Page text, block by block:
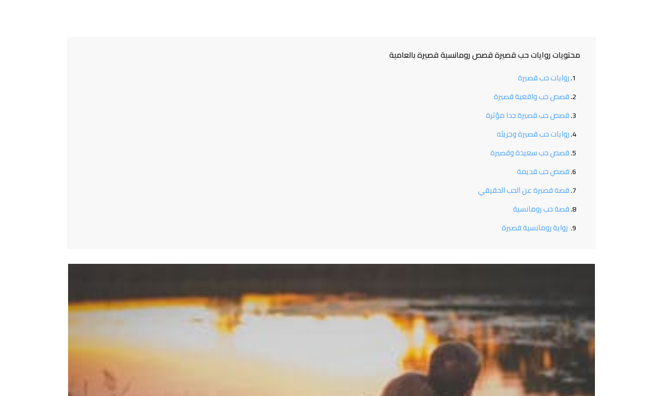
محتويات روايات حب قصيرة قصص رومانسية قصيرة بالعامية
روايات حب قصيرة
قصص حب واقعية قصيرة
قصص حب قصيرة جدا مؤثرة
روايات حب قصيرة وجريئه
قصص حب سعيدة وقصيرة
قصص حب قديمة
قصة قصيرة عن الحب الحقيقي
قصة حب رومانسية
رواية رومانسية قصيرة